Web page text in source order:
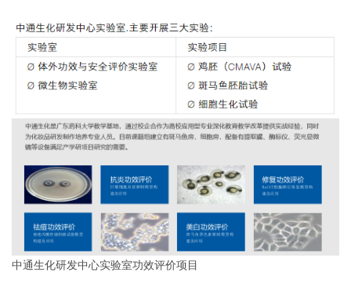
中通生化研发中心实验室功效评价项目